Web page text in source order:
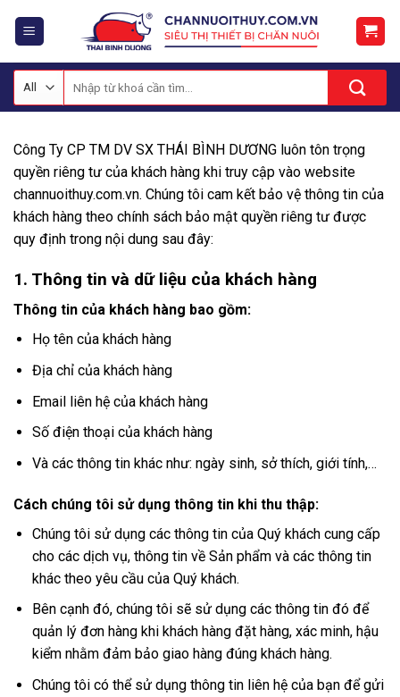
kiếm:
Công Ty CP TM DV SX THÁI BÌNH DƯƠNG luôn tôn trọng
quyền riêng tư của khách hàng khi truy cập vào website
channuoithuy.com.vn. Chúng tôi cam kết bảo vệ thông tin của
khách hàng theo chính sách bảo mật quyền riêng tư được
quy định trong nội dung sau đây:
1. Thông tin và dữ liệu của khách hàng
Thông tin của khách hàng bao gồm:
Họ tên của khách hàng
Địa chỉ của khách hàng
Email liên hệ của khách hàng
Số điện thoại của khách hàng
Và các thông tin khác như: ngày sinh, sở thích, giới tính,…
Cách chúng tôi sử dụng thông tin khi thu thập:
Chúng tôi sử dụng các thông tin của Quý khách cung cấp
cho các dịch vụ, thông tin về Sản phẩm và các thông tin
khác theo yêu cầu của Quý khách.
Bên cạnh đó, chúng tôi sẽ sử dụng các thông tin đó để
quản lý đơn hàng khi khách hàng đặt hàng, xác minh, hậu
kiểm nhằm đảm bảo giao hàng đúng khách hàng.
Chúng tôi có thể sử dụng thông tin liên hệ của bạn để gửi